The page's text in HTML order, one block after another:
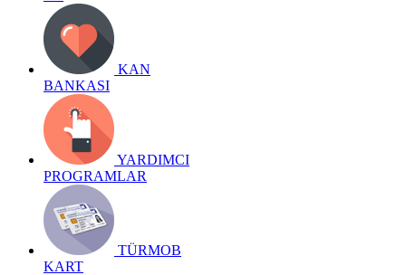
KAN
BANKASI
YARDIMCI
PROGRAMLAR
TÜRMOB
KART